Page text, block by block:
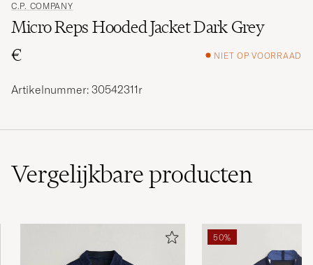
C.P. COMPANY
Micro Reps Hooded Jacket Dark Grey
€
NIET OP VOORRAAD
Artikelnummer: 30542311r
Vergelijkbareproducten
50%